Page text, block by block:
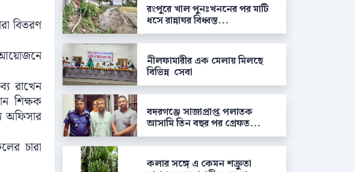
বিতরণ
আয়োজনে
রাখেন
শিক্ষক
অফিসার
চারা
রংপুরে খাল পুনঃখননের পর মাটি
ধসে রান্নাঘর বিধ্বস্ত...
নীলফামারীর এক মেলায় মিলছে
বিভিন্ন সেবা
বদরগঞ্জে সাজাপ্রাপ্ত পলাতক
আসামি তিন বছর পর গ্রেফত...
কলার সঙ্গে এ কেমন শক্রুতা